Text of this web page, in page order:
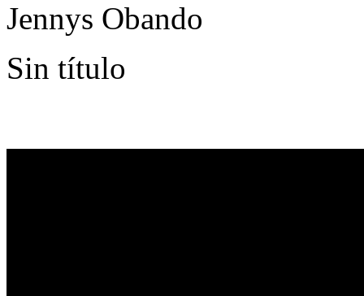
Jennys Obando
Sin título